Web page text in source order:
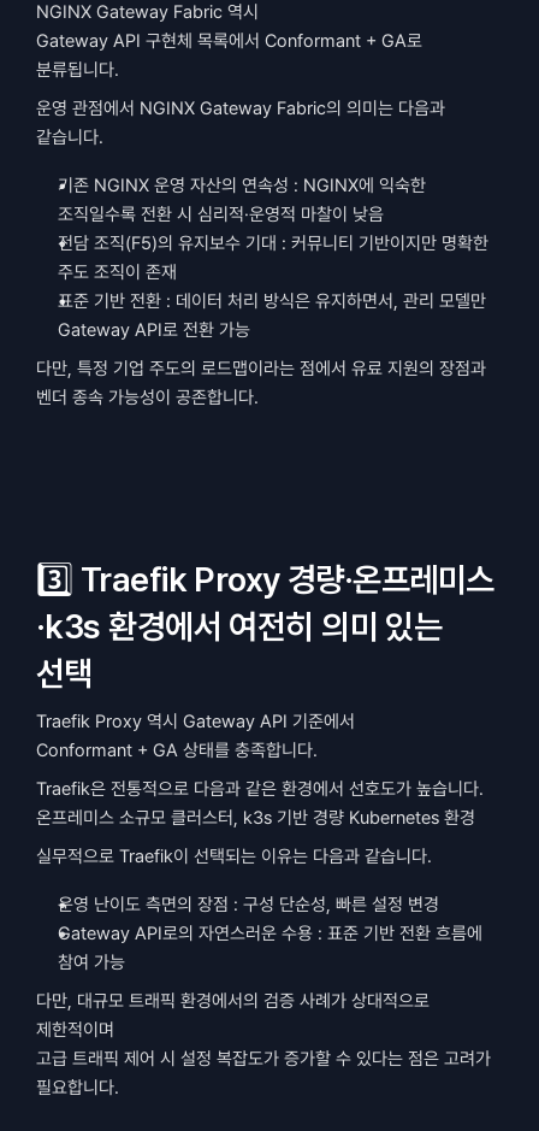
NGINX Gateway Fabric 역시
Gateway API 구현체 목록에서 Conformant + GA로
분류됩니다.
운영 관점에서 NGINX Gateway Fabric의 의미는 다음과
같습니다.
기존 NGINX 운영 자산의 연속성 : NGINX에 익숙한
조직일수록 전환 시 심리적·운영적 마찰이 낮음
전담 조직(F5)의 유지보수 기대 : 커뮤니티 기반이지만 명확한
주도 조직이 존재
표준 기반 전환 : 데이터 처리 방식은 유지하면서, 관리 모델만
Gateway API로 전환 가능
다만, 특정 기업 주도의 로드맵이라는 점에서 유료 지원의 장점과
벤더 종속 가능성이 공존합니다.
3️⃣ Traefik Proxy 경량·온프레미스
·k3s 환경에서 여전히 의미 있는
선택
Traefik Proxy 역시 Gateway API 기준에서
Conformant + GA 상태를 충족합니다.
Traefik은 전통적으로 다음과 같은 환경에서 선호도가 높습니다.
온프레미스 소규모 클러스터, k3s 기반 경량 Kubernetes 환경
실무적으로 Traefik이 선택되는 이유는 다음과 같습니다.
운영 난이도 측면의 장점 : 구성 단순성, 빠른 설정 변경
Gateway API로의 자연스러운 수용 : 표준 기반 전환 흐름에
참여 가능
다만, 대규모 트래픽 환경에서의 검증 사례가 상대적으로
제한적이며
고급 트래픽 제어 시 설정 복잡도가 증가할 수 있다는 점은 고려가
필요합니다.